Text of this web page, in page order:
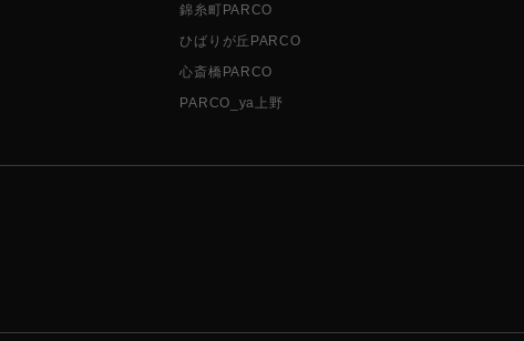
錦糸町PARCO
ひばりが丘PARCO
心斎橋PARCO
PARCO_ya上野